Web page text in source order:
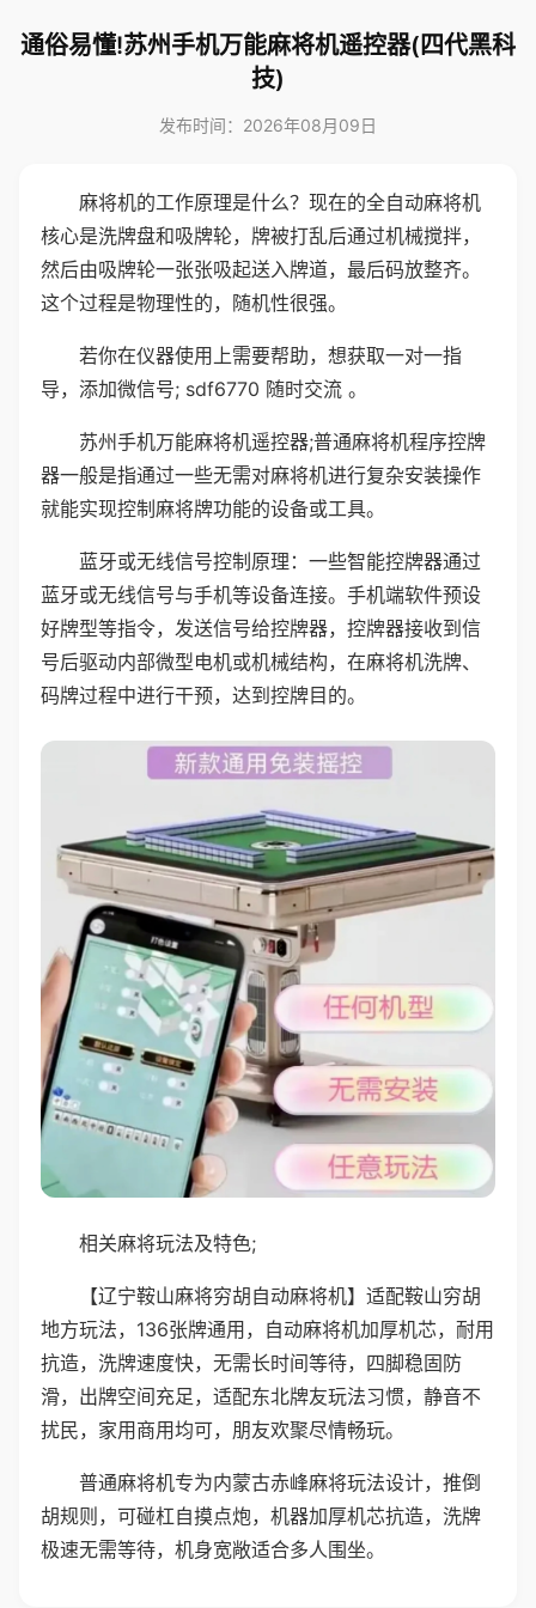
通俗易懂!苏州手机万能麻将机遥控器(四代黑科
技)
发布时间：2026年08月09日
麻将机的工作原理是什么？现在的全自动麻将机
核心是洗牌盘和吸牌轮，牌被打乱后通过机械搅拌，
然后由吸牌轮一张张吸起送入牌道，最后码放整齐。
这个过程是物理性的，随机性很强。
若你在仪器使用上需要帮助，想获取一对一指
导，添加微信号; sdf6770 随时交流 。
苏州手机万能麻将机遥控器;普通麻将机程序控牌
器一般是指通过一些无需对麻将机进行复杂安装操作
就能实现控制麻将牌功能的设备或工具。
蓝牙或无线信号控制原理：一些智能控牌器通过
蓝牙或无线信号与手机等设备连接。手机端软件预设
好牌型等指令，发送信号给控牌器，控牌器接收到信
号后驱动内部微型电机或机械结构，在麻将机洗牌、
码牌过程中进行干预，达到控牌目的。
相关麻将玩法及特色;
【辽宁鞍山麻将穷胡自动麻将机】适配鞍山穷胡
地方玩法，136张牌通用，自动麻将机加厚机芯，耐用
抗造，洗牌速度快，无需长时间等待，四脚稳固防
滑，出牌空间充足，适配东北牌友玩法习惯，静音不
扰民，家用商用均可，朋友欢聚尽情畅玩。
普通麻将机专为内蒙古赤峰麻将玩法设计，推倒
胡规则，可碰杠自摸点炮，机器加厚机芯抗造，洗牌
极速无需等待，机身宽敞适合多人围坐。